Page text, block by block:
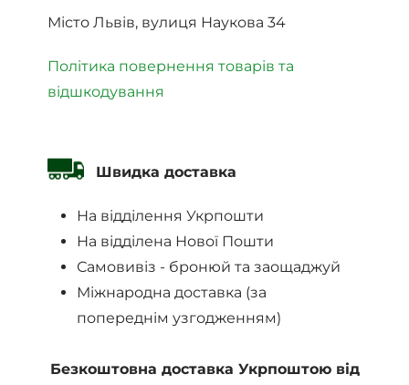
Місто Львів, вулиця Наукова 34
Політика повернення товарів та
відшкодування
Швидка доставка
На відділення Укрпошти
На відділена Нової Пошти
Самовивіз - бронюй та заощаджуй
Міжнародна доставка (за
попереднім узгодженням)
Безкоштовна доставка Укрпоштою від